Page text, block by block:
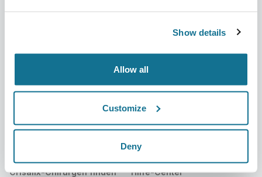
Show details
Allow all
Customize
Deny
Resources
Bewertungen von Patienten
Patienten
Crisalix-Chirurgen finden
Beratung
Kontakt
Hilfe-Center